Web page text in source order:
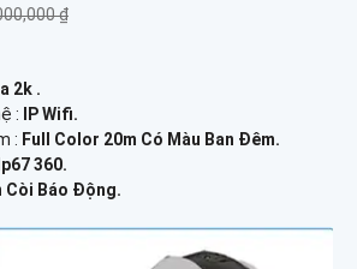
₫
2k .
:
IP Wifi.
: Full Color 20m Có Màu Ban Đêm.
Ip67 360.
Còi Báo Động.